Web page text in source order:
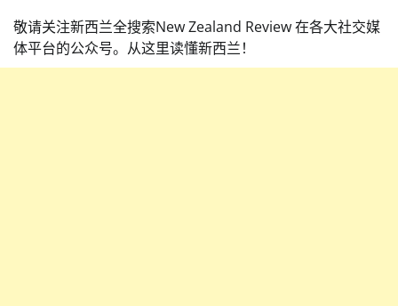
敬请关注新西兰全搜索New Zealand Review 在各大社交媒
体平台的公众号。从这里读懂新西兰！️